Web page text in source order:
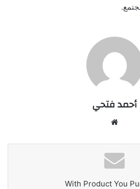
أحمد فتحي
With Product You